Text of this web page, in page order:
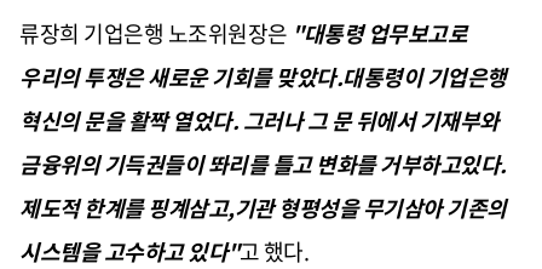
류장희 기업은행 노조위원장은 "대통령 업무보고로
우리의 투쟁은 새로운 기회를 맞았다.대통령이 기업은행
혁신의 문을 활짝 열었다. 그러나 그 문 뒤에서 기재부와
금융위의 기득권들이 똬리를 틀고 변화를 거부하고있다.
제도적 한계를 핑계삼고,기관 형평성을 무기삼아 기존의
시스템을 고수하고 있다"고 했다.